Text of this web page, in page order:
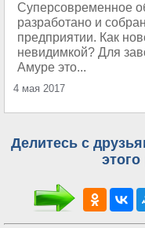
Суперсовременное
разработано и
предприятии. Как
невидимкой? Для
Амуре это...
4 мая 2017
Делитесь с